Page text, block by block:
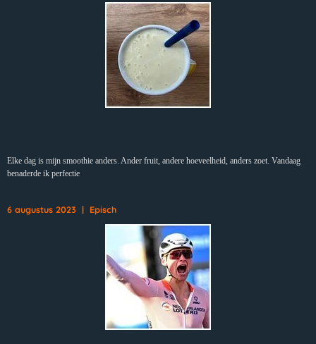
Elke dag is mijn smoothie anders. Ander fruit, andere hoeveelheid, anders zoet. Vandaag
benaderde ik perfectie
6 augustus 2023 | Episch